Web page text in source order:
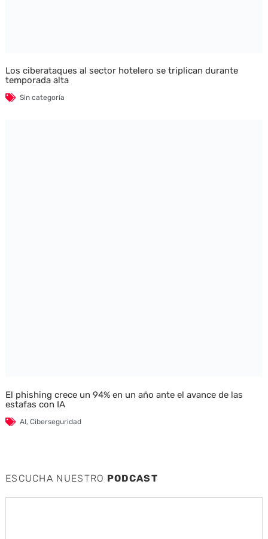
Los ciberataques al sector hotelero se triplican durante
temporada alta
Sin categoría
El phishing crece un 94% en un año ante el avance de las
estafas con IA
AI, Ciberseguridad
ESCUCHA NUESTRO PODCAST